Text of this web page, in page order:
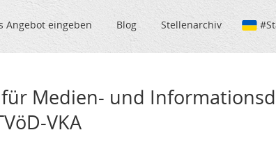
Angebot eingeben Blog Stellenarchiv
Medien- und
VKA